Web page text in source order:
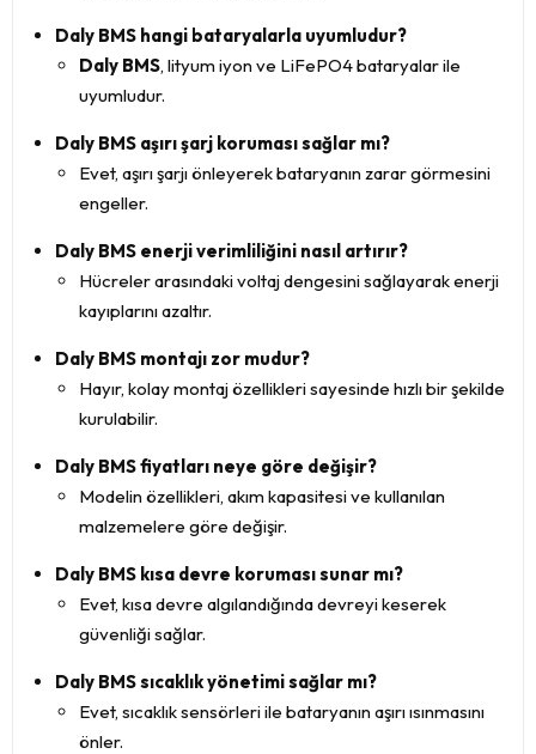
Daly BMS hangi bataryalarla uyumludur?
Daly BMS, lityum iyon ve LiFePO4 bataryalar ile
uyumludur.
Daly BMS aşırı şarj koruması sağlar mı?
Evet, aşırı şarjı önleyerek bataryanın zarar görmesini
engeller.
Daly BMS enerji verimliliğini nasıl artırır?
Hücreler arasındaki voltaj dengesini sağlayarak enerji
kayıplarını azaltır.
Daly BMS montajı zor mudur?
Hayır, kolay montaj özellikleri sayesinde hızlı bir şekilde
kurulabilir.
Daly BMS fiyatları neye göre değişir?
Modelin özellikleri, akım kapasitesi ve kullanılan
malzemelere göre değişir.
Daly BMS kısa devre koruması sunar mı?
Evet, kısa devre algılandığında devreyi keserek
güvenliği sağlar.
Daly BMS sıcaklık yönetimi sağlar mı?
Evet, sıcaklık sensörleri ile bataryanın aşırı ısınmasını
önler.